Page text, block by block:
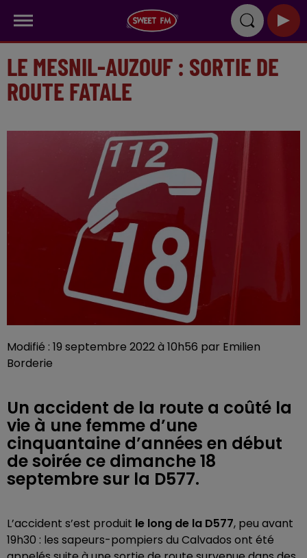
LE MESNIL-AUZOUF : SORTIE DE
ROUTE FATALE
Modifié : 19 septembre 2022 à 10h56 par Emilien
Borderie
Un accident de la route a coûté la
vie à une femme d’une
cinquantaine d’années en début
de soirée ce dimanche 18
septembre sur la D577.
L’accident s’est produit le long de la D577, peu avant
19h30 : les sapeurs-pompiers du Calvados ont été